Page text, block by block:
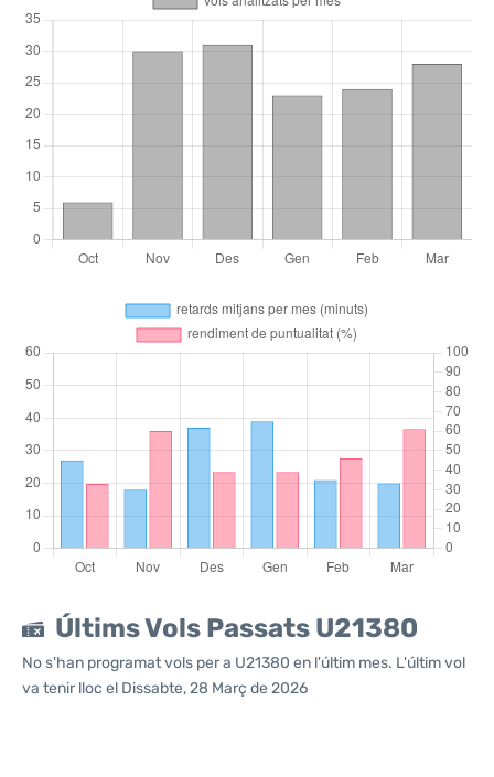
Últims Vols Passats U21380
No s'han programat vols per a U21380 en l'últim mes. L'últim vol
va tenir lloc el Dissabte, 28 Març de 2026